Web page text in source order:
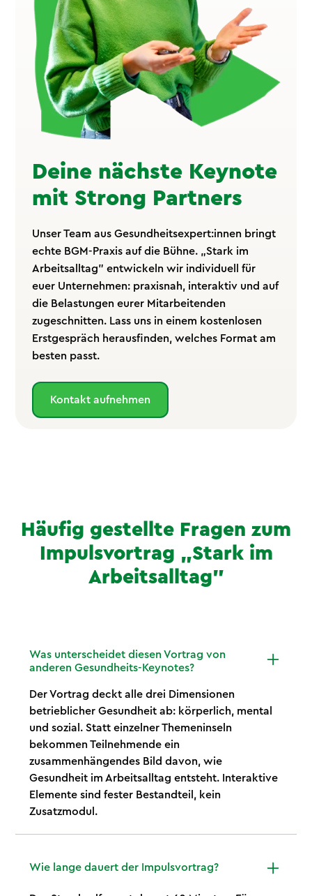
Deine nächste Keynote
mit Strong Partners
Unser Team aus Gesundheitsexpert:innen bringt
echte BGM-Praxis auf die Bühne. „Stark im
Arbeitsalltag" entwickeln wir individuell für
euer Unternehmen: praxisnah, interaktiv und auf
die Belastungen eurer Mitarbeitenden
zugeschnitten. Lass uns in einem kostenlosen
Erstgespräch herausfinden, welches Format am
besten passt.
Kontakt aufnehmen
Häufig gestellte Fragen zum
Impulsvortrag „Stark im
Arbeitsalltag"
Was unterscheidet diesen Vortrag von
anderen Gesundheits-Keynotes?
Der Vortrag deckt alle drei Dimensionen
betrieblicher Gesundheit ab: körperlich, mental
und sozial. Statt einzelner Themeninseln
bekommen Teilnehmende ein
zusammenhängendes Bild davon, wie
Gesundheit im Arbeitsalltag entsteht. Interaktive
Elemente sind fester Bestandteil, kein
Zusatzmodul.
Wie lange dauert der Impulsvortrag?